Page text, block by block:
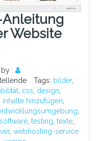
Website
by :
Tags: bilder,
css design
inhalte hinzufügen
software testing texte
, webhosting-service